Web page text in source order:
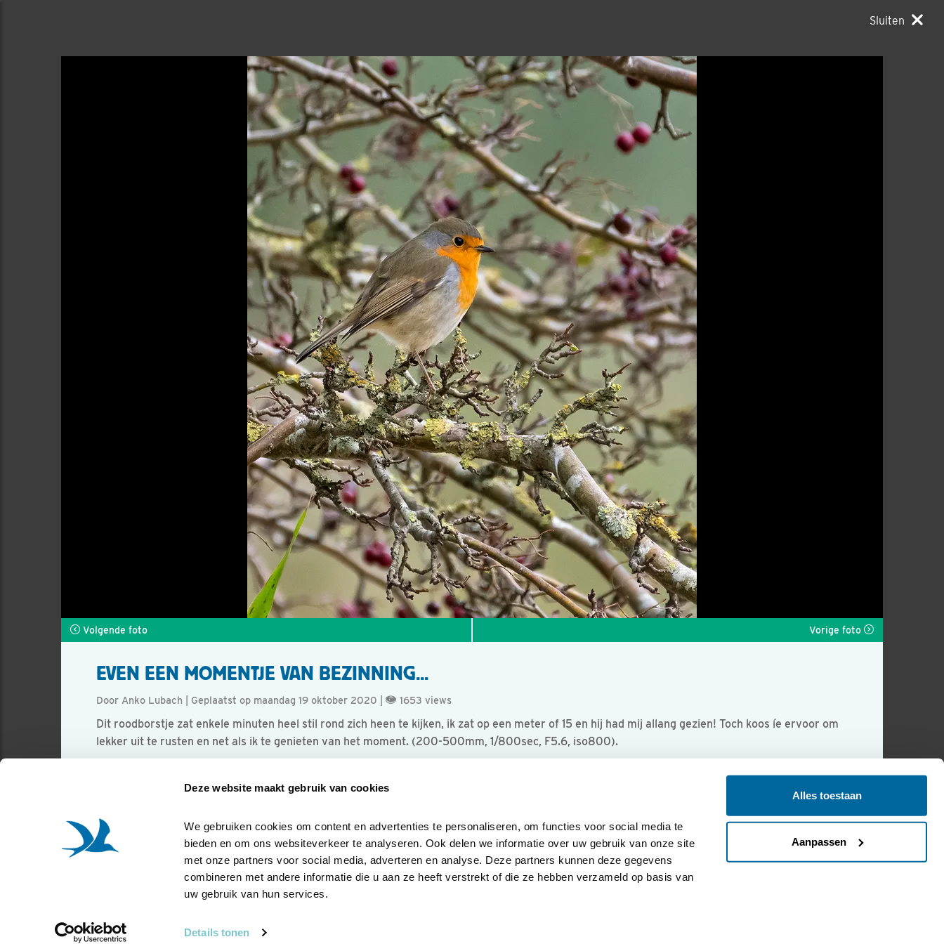
Deze website maakt gebruik van cookies
We gebruiken cookies om content en advertenties te personaliseren, om functies voor social media te
bieden en om ons websiteverkeer te analyseren. Ook delen we informatie over uw gebruik van onze site
met onze partners voor social media, adverteren en analyse. Deze partners kunnen deze gegevens
combineren met andere informatie die u aan ze heeft verstrekt of die ze hebben verzameld op basis van
uw gebruik van hun services.
Details tonen
Alles toestaan
Aanpassen
Sluiten
Volgende foto Vorige foto
EVEN EEN MOMENTJE VAN BEZINNING...
Door Anko Lubach | Geplaatst op maandag 19 oktober 2020 | 1653 views
Dit roodborstje zat enkele minuten heel stil rond zich heen te kijken, ik zat op een meter of 15 en hij had mij allang gezien! Toch koos íe ervoor om
lekker uit te rusten en net als ik te genieten van het moment. (200-500mm, 1/800sec, F5.6, iso800).